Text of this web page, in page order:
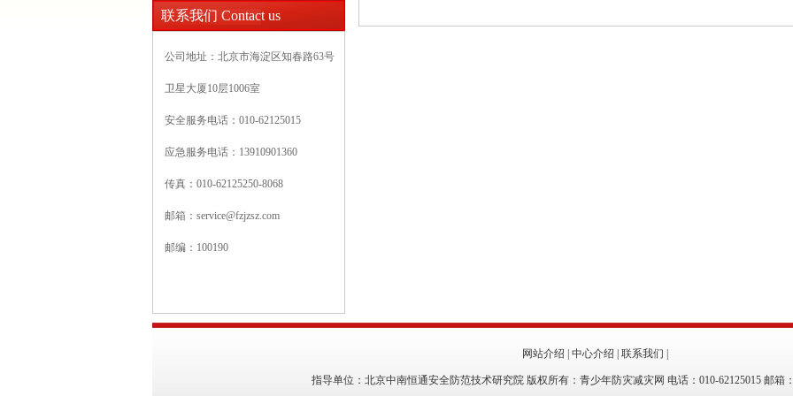
联系我们 Contact us
公司地址：北京市海淀区知春路63号
卫星大厦10层1006室
安全服务电话：010-62125015
应急服务电话：13910901360
传真：010-62125250-8068
邮箱： service@fzjzsz.com
邮编：100190
网站介绍 中心介绍 联系我们
指导单位：北京中南恒通安全防范技术研究院 版权所有：青少年防灾减灾网 电话：010-62125015 邮箱：